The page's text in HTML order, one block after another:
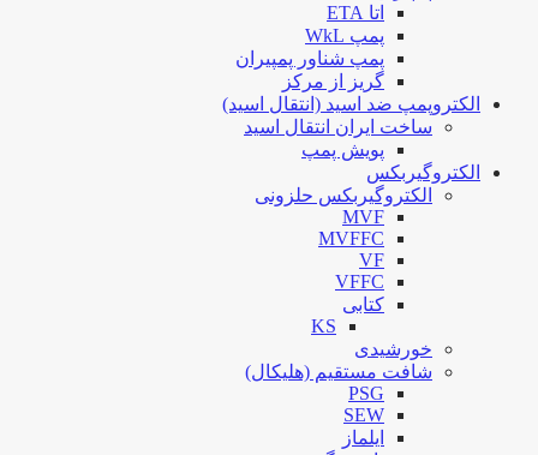
اتا ETA
پمپ WkL
پمپ شناور پمپیران
گریز از مرکز
الکتروپمپ ضد اسید (انتقال اسید)
ساخت ایران انتقال اسید
پویش پمپ
الکتروگیربکس
الکتروگیربکس حلزونی
MVF
MVFFC
VF
VFFC
کتابی
KS
خورشیدی
شافت مستقیم (هلیکال)
PSG
SEW
ایلماز